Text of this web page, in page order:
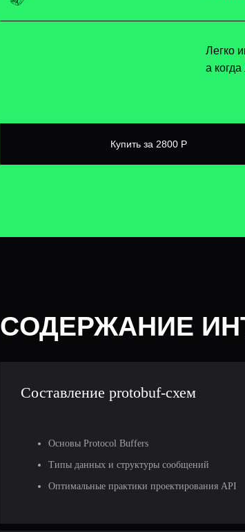
Легко
а
Купить за 2800 Р
CОДЕРЖАНИЕ
Составление protobuf-схем
Основы Protocol Buffers
Типы данных и структуры сообщений
Оптимальные практики проектирования API